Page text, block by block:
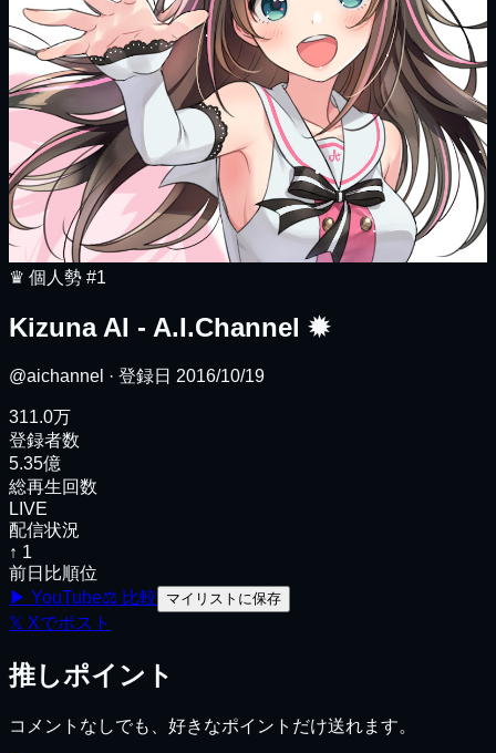
♛ 個人勢 #1
Kizuna AI - A.I.Channel ✹
@aichannel · 登録日 2016/10/19
311.0万
登録者数
5.35億
総再生回数
LIVE
配信状況
↑ 1
前日比順位
▶ YouTube⚖ 比較 マイリストに保存
𝕏 Xでポスト
推しポイント
コメントなしでも、好きなポイントだけ送れます。